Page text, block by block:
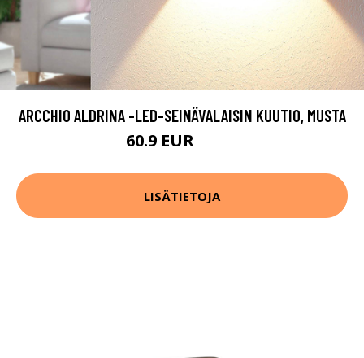
ARCCHIO ALDRINA -LED-SEINÄVALAISIN KUUTIO, MUSTA
60.9 EUR
LISÄTIETOJA